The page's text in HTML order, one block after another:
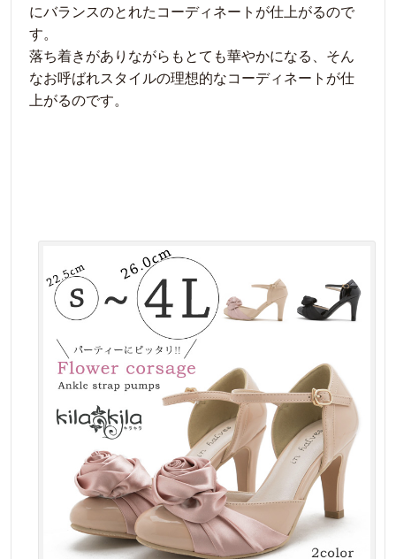
にバランスのとれたコーディネートが仕上がるので
す。
落ち着きがありながらもとても華やかになる、そん
なお呼ばれスタイルの理想的なコーディネートが仕
上がるのです。